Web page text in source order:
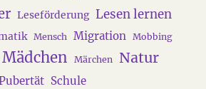
Leseförderung Lesen lernen
Mensch Migration Mobbing
Mädchen Märchen Natur
Schule